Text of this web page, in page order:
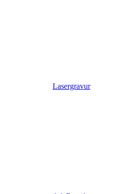
Lasergravur